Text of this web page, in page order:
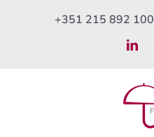
+351 215 892 100